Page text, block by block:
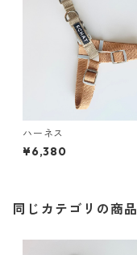
ハーネス
¥6,380
同じカテゴリの商品